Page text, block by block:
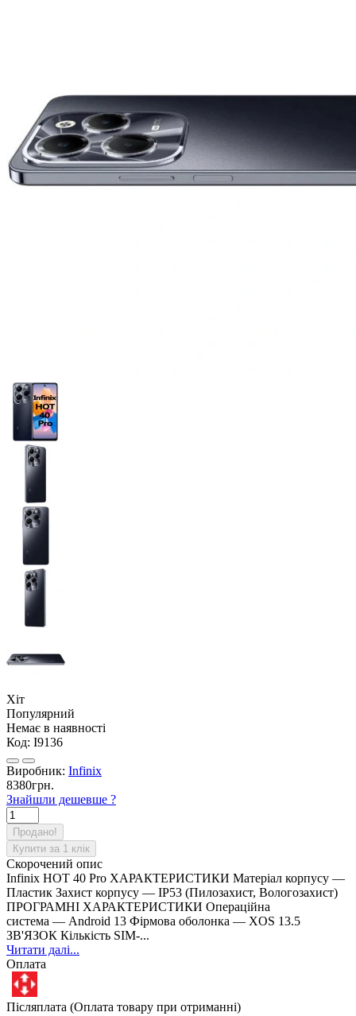
Хіт
Популярний
Немає в наявності
Код: I9136
Виробник: Infinix
8380грн.
Знайшли дешевше ?
Продано!
Купити за 1 клiк
Скорочений опис
Infinix HOT 40 Pro ХАРАКТЕРИСТИКИ Матеріал корпусу —
Пластик Захист корпусу — IP53 (Пилозахист, Вологозахист)
ПРОГРАМНІ ХАРАКТЕРИСТИКИ Операційна
система — Android 13 Фірмова оболонка — XOS 13.5
ЗВ'ЯЗОК Кількість SIM-...
Читати далі...
Оплата
Післяплата (Оплата товару при отриманні)